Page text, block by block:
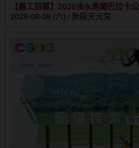
【義工招募】2026淡水勇闖巴拉卡
2026-08-08 (六) / 無極天元宮